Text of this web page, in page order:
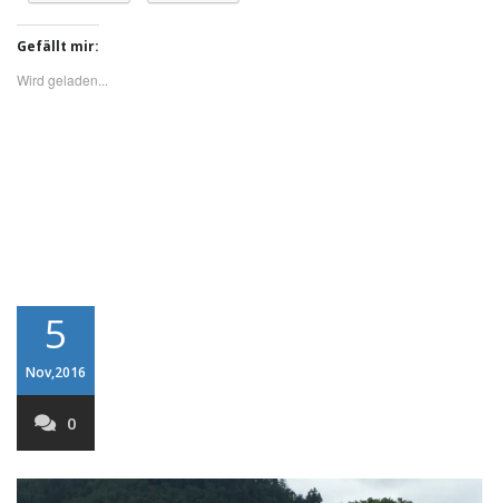
Gefällt mir:
Wird geladen...
5
Nov,2016
0